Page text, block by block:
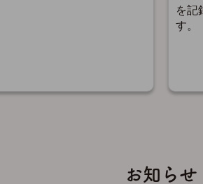
を記
す。
お知らせ